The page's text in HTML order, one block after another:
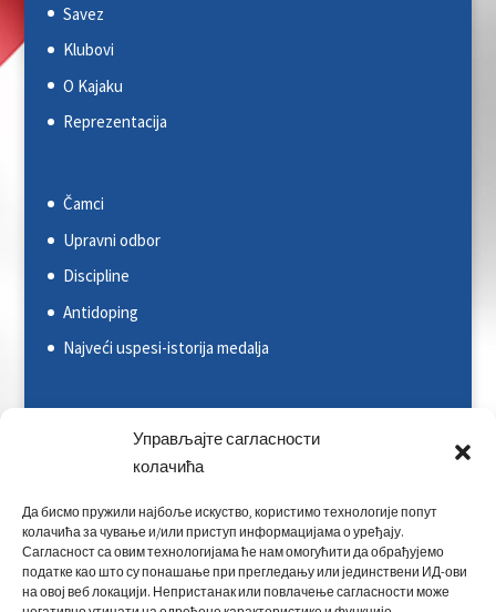
Управљајте сагласности
колачића
Да бисмо пружили најбоље искуство, користимо технологије попут
колачића за чување и/или приступ информацијама о уређају.
Сагласност са овим технологијама ће нам омогућити да обрађујемо
податке као што су понашање при прегледању или јединствени ИД-ови
на овој веб локацији. Непристанак или повлачење сагласности може
Savez
Klubovi
O Kajaku
Reprezentacija
Čamci
Upravni odbor
Discipline
Antidoping
Najveći uspesi-istorija medalja
Svetska kajakaška federacija (ICF)
Evropska kajakaška asocijacija (ECA)
Rezultati na nacionalnim takmičenjima
Rezultati na međunarodnim takmičenjima
Kontakt